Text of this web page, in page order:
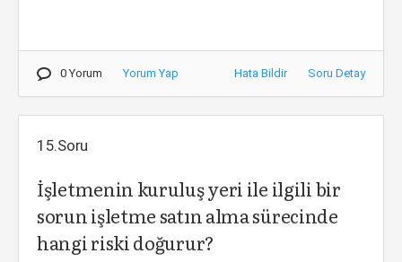
0 Yorum Yorum Yap Hata Bildir Soru Detay
15.Soru
İşletmenin kuruluş yeri ile ilgili bir
sorun işletme satın alma sürecinde
hangi riski doğurur?